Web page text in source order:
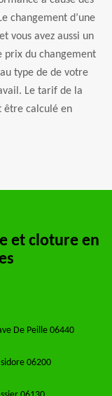
changement d’une
vous avez aussi un
prix du changement
type de de votre
Le tarif de la
être calculé en
et cloture en
De Peille 06440
06200